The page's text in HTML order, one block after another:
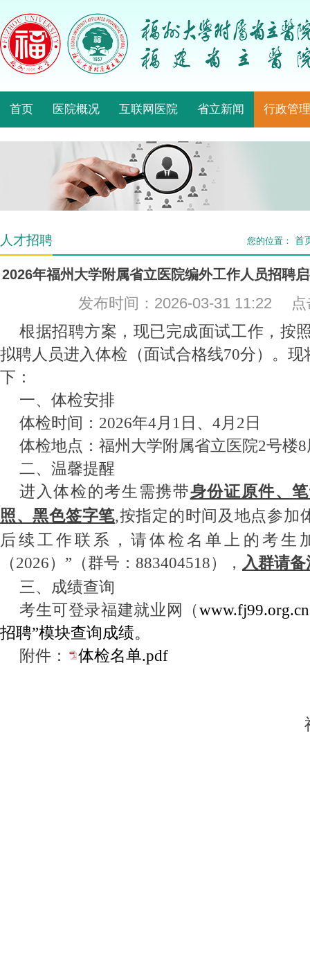
首页 医院概况 互联网医院 省立新闻 行政管理
人才招聘 您的位置： 首
2026年福州大学附属省立医院编外工作人员招聘
发布时间：2026-03-31 11:22 点
根据招聘方案，现已完成面试工作，按
拟聘人员进入体检（面试合格线70分）。
下：
一、体检安排
体检时间：2026年4月1日、4月2日
体检地点：福州大学附属省立医院2号楼
二、温馨提醒
进入体检的考生需携带身份证原件、
照、黑色签字笔,按指定的时间及地点参加
后续工作联系，请体检名单上的考生
（2026）”（群号：883404518）， 入群请
三、成绩查询
考生可登录福建就业网（
招聘”模块查询成绩。
附件：
体检名单.pdf
福州大